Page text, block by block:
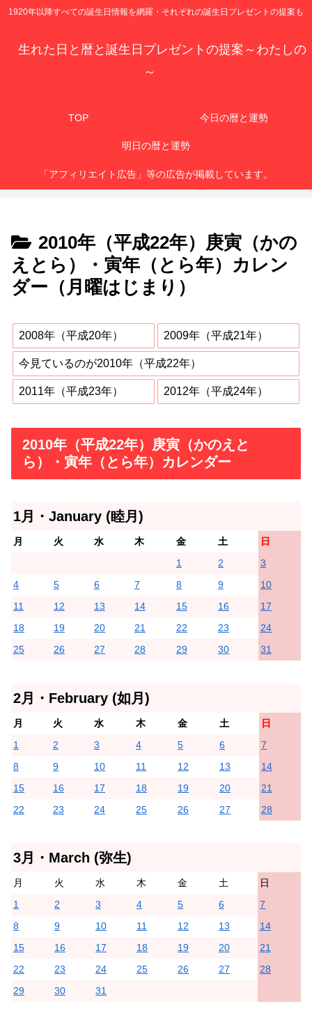
1920年以降すべての誕生日情報を網羅・それぞれの誕生日プレゼントの提案も
生れた日と暦と誕生日プレゼントの提案～わたしの
～
TOP 今日の暦と運勢
明日の暦と運勢
「アフィリエイト広告」等の広告が掲載しています。
2010年（平成22年）庚寅（かの
えとら）・寅年（とら年）カレン
ダー（月曜はじまり）
2008年（平成20年） 2009年（平成21年）
今見ているのが2010年（平成22年）
2011年（平成23年） 2012年（平成24年）
2010年（平成22年）庚寅（かのえと
ら）・寅年（とら年）カレンダー
1月・January (睦月)
月 火 水 木 金 土
日
1
2
3
4
5 6 7 8 9
10
11
12 13 14 15 16
17
18
19 20 21 22 23
24
25
26 27 28 29 30 31
2月・February (如月)
月 火 水 木 金 土
日
1
2 3 4 5 6
7
8
9 10 11 12 13
14
15
16 17 18 19 20
21
22
23 24 25 26 27 28
3月・March (弥生)
月 火 水 木 金 土
日
1
2 3 4 5 6
7
8
9 10 11 12 13
14
15
16 17 18 19 20
21
22
23 24 25 26 27
28
29
30 31